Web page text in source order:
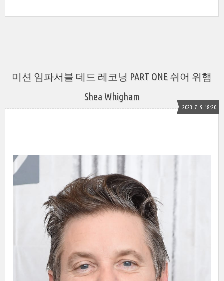
미션 임파서블 데드 레코닝 PART ONE 쉬어 위햄
Shea Whigham
2023. 7. 9. 18:20